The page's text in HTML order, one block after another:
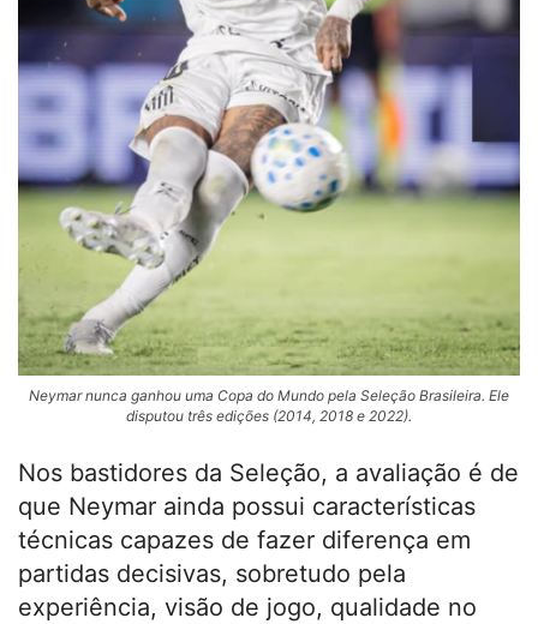
Neymar nunca ganhou uma Copa do Mundo pela Seleção Brasileira. Ele
disputou três edições (2014, 2018 e 2022).
Nos bastidores da Seleção, a avaliação é de
que Neymar ainda possui características
técnicas capazes de fazer diferença em
partidas decisivas, sobretudo pela
experiência, visão de jogo, qualidade no